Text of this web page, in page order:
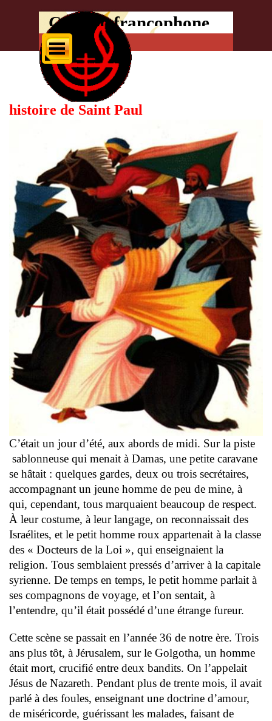
Cursillo francophone
diocèse
OTTAWA-Cornwall
histoire de Saint Paul
C’était un jour d’été, aux abords de midi. Sur la piste
sablonneuse qui menait à Damas, une petite caravane
se hâtait : quelques gardes, deux ou trois secrétaires,
accompagnant un jeune homme de peu de mine, à
qui, cependant, tous marquaient beaucoup de respect.
À leur costume, à leur langage, on reconnaissait des
Israélites, et le petit homme roux appartenait à la classe
des « Docteurs de la Loi », qui enseignaient la
religion. Tous semblaient pressés d’arriver à la capitale
syrienne. De temps en temps, le petit homme parlait à
ses compagnons de voyage, et l’on sentait, à
l’entendre, qu’il était possédé d’une étrange fureur.
Cette scène se passait en l’année 36 de notre ère. Trois
ans plus tôt, à Jérusalem, sur le Golgotha, un homme
était mort, crucifié entre deux bandits. On l’appelait
Jésus de Nazareth. Pendant plus de trente mois, il avait
parlé à des foules, enseignant une doctrine d’amour,
de miséricorde, guérissant les malades, faisant de